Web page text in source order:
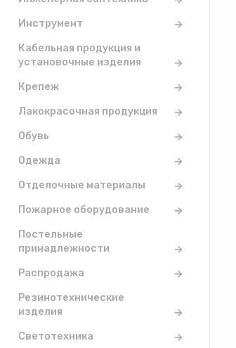
Инструмент
Кабельная продукция и
установочные изделия
Крепеж
Лакокрасочная продукция
Обувь
Одежда
Отделочные материалы
Пожарное оборудование
Постельные
принадлежности
Распродажа
Резинотехнические
изделия
Светотехника